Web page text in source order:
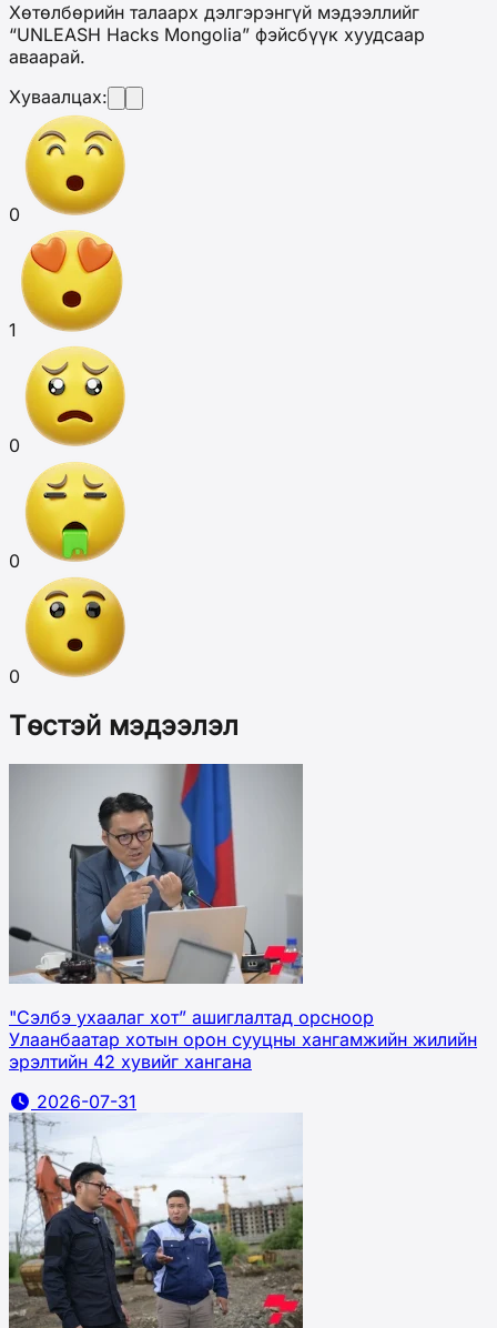
Хөтөлбөрийн талаарх дэлгэрэнгүй мэдээллийг
“UNLEASH Hacks Mongolia” фэйсбүүк хуудсаар
аваарай.
Хуваалцах:
0
1
0
0
0
Төстэй мэдээлэл
"Сэлбэ ухаалаг хот” ашиглалтад орсноор
Улаанбаатар хотын орон сууцны хангамжийн жилийн
эрэлтийн 42 хувийг хангана
2026-07-31